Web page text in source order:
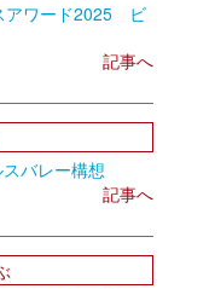
アワード2025 ビ
記事へ
バレー構想
記事へ